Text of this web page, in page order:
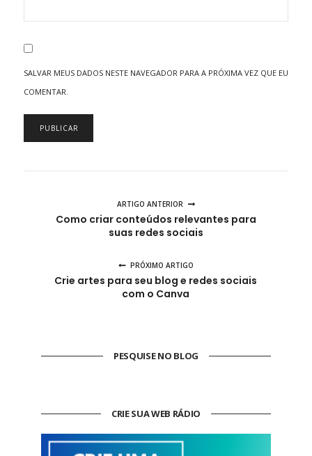
SALVAR MEUS DADOS NESTE NAVEGADOR PARA A PRÓXIMA VEZ QUE EU
COMENTAR.
ARTIGO ANTERIOR
Como criar conteúdos relevantes para
suas redes sociais
PRÓXIMO ARTIGO
Crie artes para seu blog e redes sociais
com o Canva
PESQUISE NO BLOG
CRIE SUA WEB RÁDIO